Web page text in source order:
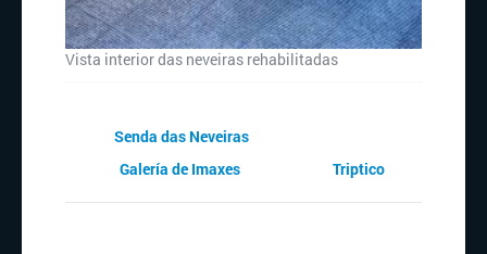
Vista interior das neveiras rehabilitadas
Senda das Neveiras
Galería de Imaxes
Triptico